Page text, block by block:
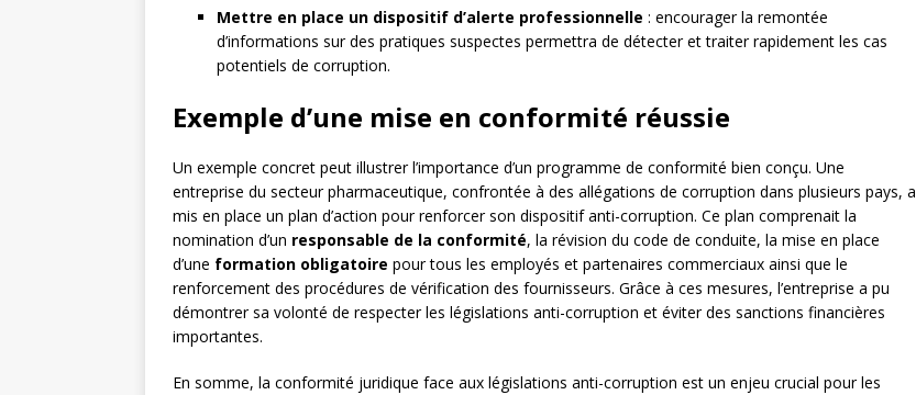
Mettre en place un dispositif d’alerte professionnelle : encourager la remontée
d’informations sur des pratiques suspectes permettra de détecter et traiter rapidement les cas
potentiels de corruption.
Exemple d’une mise en conformité réussie
Un exemple concret peut illustrer l’importance d’un programme de conformité bien conçu. Une
entreprise du secteur pharmaceutique, confrontée à des allégations de corruption dans plusieurs pays, a
mis en place un plan d’action pour renforcer son dispositif anti-corruption. Ce plan comprenait la
nomination d’un responsable de la conformité, la révision du code de conduite, la mise en place
d’une formation obligatoire pour tous les employés et partenaires commerciaux ainsi que le
renforcement des procédures de vérification des fournisseurs. Grâce à ces mesures, l’entreprise a pu
démontrer sa volonté de respecter les législations anti-corruption et éviter des sanctions financières
importantes.
En somme, la conformité juridique face aux législations anti-corruption est un enjeu crucial pour les